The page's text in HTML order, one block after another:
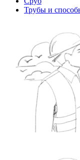
Трубы и